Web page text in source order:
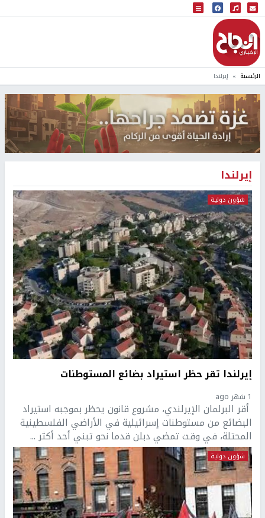
البث المباشر
إذاعة النجاح
الرئيسية إيرلندا
إيرلندا
شؤون دولية
إيرلندا تقر حظر استيراد بضائع المستوطنات
1 شهر ago
أقر البرلمان الإيرلندي، مشروع قانون يحظر بموجبه استيراد
البضائع من مستوطنات إسرائيلية في الأراضي الفلسطينية
المحتلة، في وقت تمضي دبلن قدما نحو تبني أحد أكثر ...
شؤون دولية